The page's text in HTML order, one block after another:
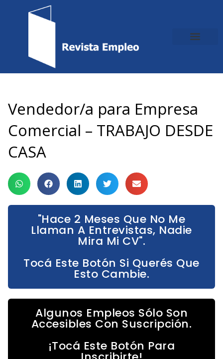
Vendedor/a para Empresa
Comercial – TRABAJO DESDE
CASA
"Hace 2 Meses Que No Me
Llaman A Entrevistas, Nadie
Mira Mi CV".
Tocá Este Botón Si Querés Que
Esto Cambie.
Algunos Empleos Sólo Son
Accesibles Con Suscripción.
¡Tocá Este Botón Para